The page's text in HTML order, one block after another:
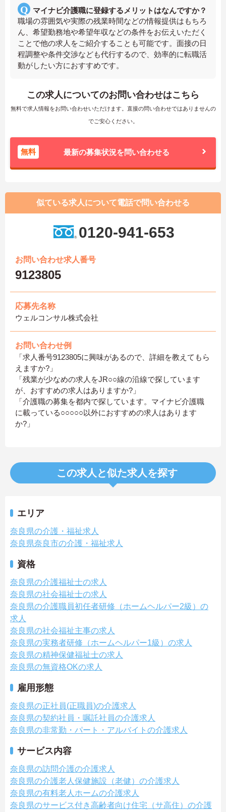
マイナビ介護職に登録するメリットはなんですか？
職場の雰囲気や実際の残業時間などの情報提供はもちろ
ん、希望勤務地や希望年収などの条件をお伝えいただく
ことで他の求人をご紹介することも可能です。面接の日
程調整や条件交渉なども代行するので、効率的に転職活
動がしたい方におすすめです。
この求人についてのお問い合わせはこちら
無料で求人情報をお問い合わせいただけます。直接の問い合わせではありませんの
でご安心ください。
無料 最新の募集状況を問い合わせる
似ている求人について電話で問い合わせる
0120-941-653
お問い合わせ求人番号
9123805
応募先名称
ウェルコンサル株式会社
お問い合わせ例
「求人番号9123805に興味があるので、詳細を教えてもら
えますか?」
「残業が少なめの求人をJR○○線の沿線で探しています
が、おすすめの求人はありますか?」
「介護職の募集を都内で探しています。マイナビ介護職
に載っている○○○○○以外におすすめの求人はあります
か?」
この求人と似た求人を探す
エリア
奈良県の介護・福祉求人
奈良県奈良市の介護・福祉求人
資格
奈良県の介護福祉士の求人
奈良県の社会福祉士の求人
奈良県の介護職員初任者研修（ホームヘルパー2級）の
求人
奈良県の社会福祉主事の求人
奈良県の実務者研修（ホームヘルパー1級）の求人
奈良県の精神保健福祉士の求人
奈良県の無資格OKの求人
雇用形態
奈良県の正社員(正職員)の介護求人
奈良県の契約社員・嘱託社員の介護求人
奈良県の非常勤・パート・アルバイトの介護求人
サービス内容
奈良県の訪問介護の介護求人
奈良県の介護老人保健施設（老健）の介護求人
奈良県の有料老人ホームの介護求人
奈良県のサービス付き高齢者向け住宅（サ高住）の介護